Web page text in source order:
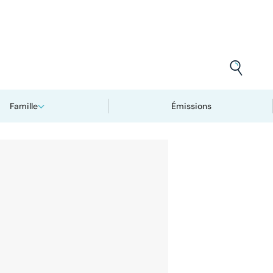
Famille Émissions